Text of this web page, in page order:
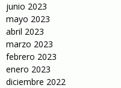
junio 2023
mayo 2023
abril 2023
marzo 2023
febrero 2023
enero 2023
diciembre 2022